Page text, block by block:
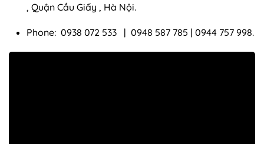
, Quận Cầu Giấy , Hà Nội.
Phone: 0938 072 533 | 0948 587 785 | 0944 757 998.